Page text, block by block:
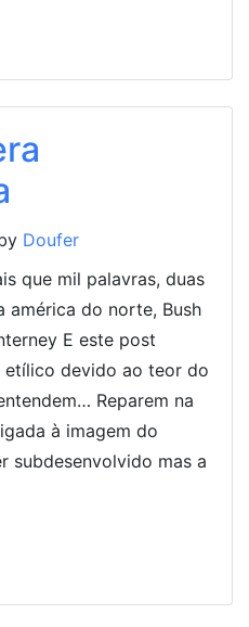
Doufer
que mil palavras, duas
américa do norte, Bush
E este post
etílico devido ao teor do
Reparem na
à imagem do
subdesenvolvido mas a